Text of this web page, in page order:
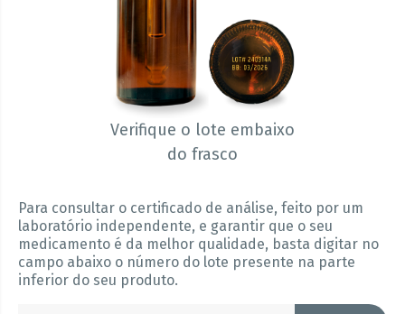
Para consultar o certificado de análise, feito por um
laboratório independente, e garantir que o seu
medicamento é da melhor qualidade, basta digitar no
campo abaixo o número do lote presente na parte
inferior do seu produto.
Verifique o lote embaixo
do frasco